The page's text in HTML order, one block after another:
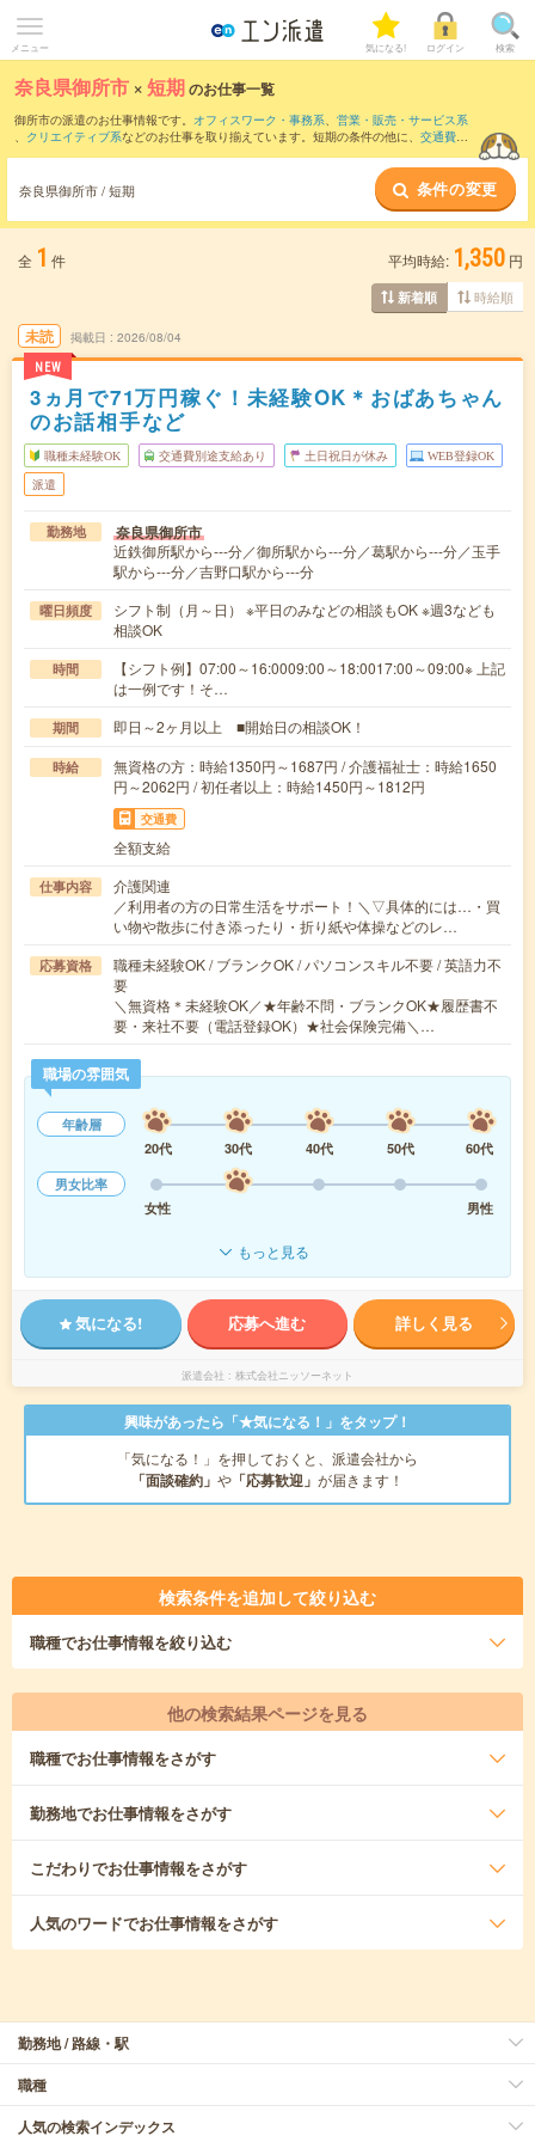
メニュー 気になる! ログイン 検索
奈良県御所市 ×短期のお仕事一覧
御所市の派遣のお仕事情報です。 オフィスワーク・事務系、 営業・販売・サービス系
、 クリエイティブ系などのお仕事を取り揃えています。短期の条件の他に、 交通費別
奈良県御所市 / 短期 条件の変更
全 1 件 平均時給: 1,350 円
新着順 時給順
未読
NEW
掲載日 2026/08/04
3ヵ月で71万円稼ぐ！未経験OK＊おばあちゃん
のお話相手など
職種未経験OK 交通費別途支給あり 土日祝日が休み WEB登録OK
派遣
勤務地 奈良県御所市
近鉄御所駅から---分／御所駅から---分／葛駅から---分／玉手
駅から---分／吉野口駅から---分
曜日頻度
シフト制（月～日） ※平日のみなどの相談もOK ※週3なども
相談OK
時間
【シフト例】07:00～16:0009:00～18:0017:00～09:00※ 上記
は一例です！そ…
期間 即日～2ヶ月以上 ■開始日の相談OK！
時給
無資格の方：時給1350円～1687円 / 介護福祉士：時給1650
円～2062円 / 初任者以上：時給1450円～1812円
交通費
全額支給
仕事内容
介護関連
／利用者の方の日常生活をサポート！＼▽具体的には…・買
い物や散歩に付き添ったり・折り紙や体操などのレ…
応募資格
職種未経験OK / ブランクOK / パソコンスキル不要 / 英語力不
要
＼無資格＊未経験OK／★年齢不問・ブランクOK★履歴書不
要・来社不要（電話登録OK）★社会保険完備＼…
職場の雰囲気
年齢層
20代
30代 40代 50代
60代
男女比率
女性
男性
もっと見る
気になる! 応募へ進む 詳しく見る
派遣会社 株式会社ニッソーネット
興味があったら「★気になる！」をタップ！
「気になる！」を押しておくと、派遣会社から
「面談確約」 や 「応募歓迎」 が届きます！
検索条件を追加して絞り込む
職種でお仕事情報を絞り込む
他の検索結果ページを見る
職種でお仕事情報をさがす
勤務地でお仕事情報をさがす
こだわりでお仕事情報をさがす
人気のワードでお仕事情報をさがす
勤務地 / 路線・駅
職種
人気の検索インデックス